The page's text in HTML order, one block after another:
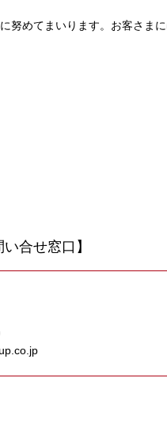
努めてまいります。お客さま
い合せ窓口】